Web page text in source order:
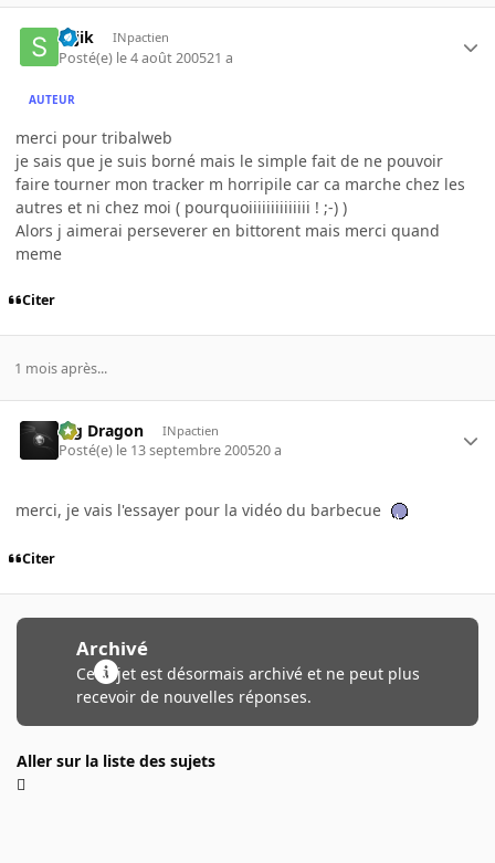
sajik INpactien
Posté(e) le 4 août 200521 a
AUTEUR
merci pour tribalweb
je sais que je suis borné mais le simple fait de ne pouvoir
faire tourner mon tracker m horripile car ca marche chez les
autres et ni chez moi ( pourquoiiiiiiiiiiiiii ! ;-) )
Alors j aimerai perseverer en bittorent mais merci quand
meme
Citer
1 mois après...
Big Dragon INpactien
Posté(e) le 13 septembre 200520 a
merci, je vais l'essayer pour la vidéo du barbecue
Citer
Archivé
Ce sujet est désormais archivé et ne peut plus
recevoir de nouvelles réponses.
Aller sur la liste des sujets